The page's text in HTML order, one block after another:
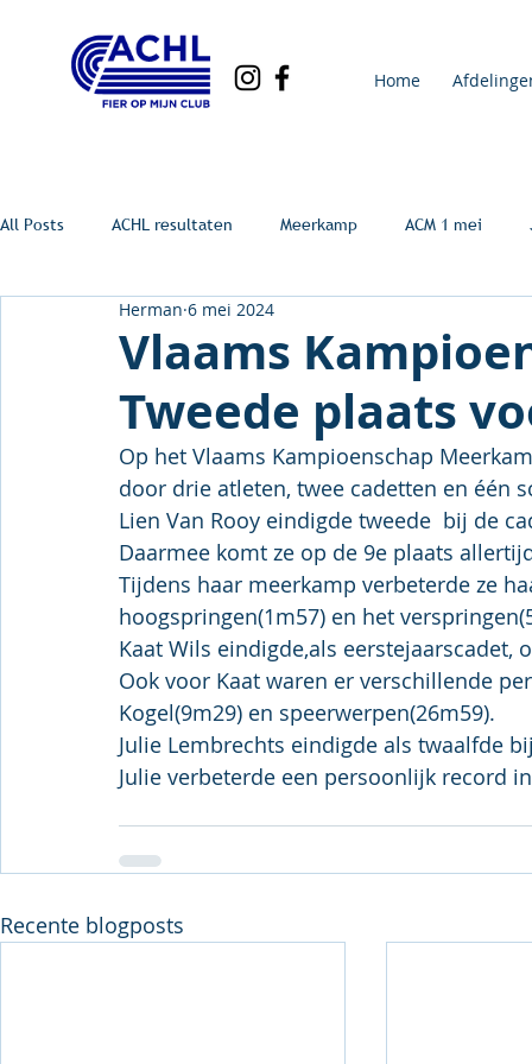
Home
All Posts ACHL resultaten Meerkamp ACM 1 mei
Vlaams
Tweede plaats
Herman 6 mei 2024
Op het Vlaams Kampioenschap
door drie atleten, twee cadetten en één
Lien Van Rooy eindigde tweede  bij de
Daarmee komt ze op de 9e plaats
Tijdens haar meerkamp verbeterde ze
hoogspringen(1m57) en het
Kaat Wils eindigde,als eerstejaarscadet,
Ook voor Kaat waren er verschillende
Kogel(9m29) en speerwerpen(26m59).
Julie Lembrechts eindigde als twaalfde
Julie verbeterde een persoonlijk record
Recente blogposts